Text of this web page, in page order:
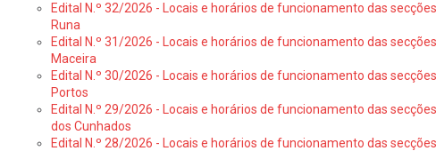
Edital N.º 32/2026 - Locais e horários de funcionamento das
Runa
Edital N.º 31/2026 - Locais e horários de funcionamento das
Maceira
Edital N.º 30/2026 - Locais e horários de funcionamento das
Portos
Edital N.º 29/2026 - Locais e horários de funcionamento das
dos Cunhados
Edital N.º 28/2026 - Locais e horários de funcionamento das